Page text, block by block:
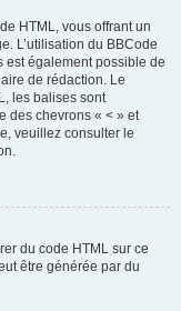
HTML, vous offrant un
L’utilisation du BBCode
est également possible de
de rédaction. Le
les balises sont
des chevrons « < » et
veuillez consulter le
du code HTML sur ce
être générée par du